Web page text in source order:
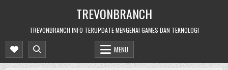
TREVONBRANCH
TREVONBRANCH INFO TERUPDATE MENGENAI GAMES DAN TEKNOLOGI
MENU